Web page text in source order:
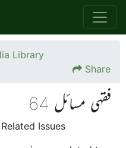
Library
Share
فقہی مسائل 64
Issues